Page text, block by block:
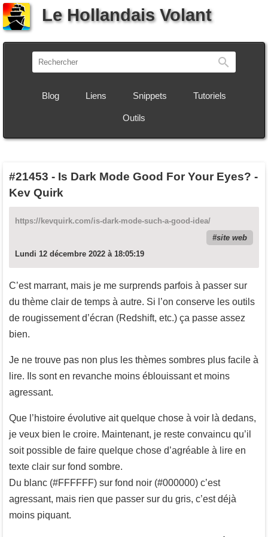
Le Hollandais Volant
Blog Liens Snippets Tutoriels
Outils
#21453 - Is Dark Mode Good For Your Eyes? -
Kev Quirk
https://kevquirk.com/is-dark-mode-such-a-good-idea/
site web
Lundi 12 décembre 2022 à 18:05:19
C’est marrant, mais je me surprends parfois à passer sur
du thème clair de temps à autre. Si l’on conserve les outils
de rougissement d’écran (Redshift, etc.) ça passe assez
bien.
Je ne trouve pas non plus les thèmes sombres plus facile à
lire. Ils sont en revanche moins éblouissant et moins
agressant.
Que l’histoire évolutive ait quelque chose à voir là dedans,
je veux bien le croire. Maintenant, je reste convaincu qu’il
soit possible de faire quelque chose d’agréable à lire en
texte clair sur fond sombre.
Du blanc (#FFFFFF) sur fond noir (#000000) c’est
agressant, mais rien que passer sur du gris, c’est déjà
moins piquant.